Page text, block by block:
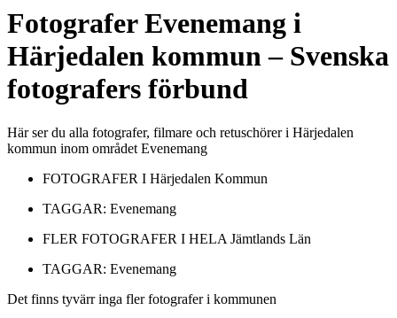
FotograferEvenemang i
Härjedalen kommun– Svenska
fotografers förbund
Här ser du alla fotografer, filmare och retuschörer i Härjedalen
kommun inom området Evenemang
FOTOGRAFER I Härjedalen Kommun
TAGGAR: Evenemang
FLER FOTOGRAFER I HELA Jämtlands Län
TAGGAR: Evenemang
Det finns tyvärr inga fler fotografer i kommunen